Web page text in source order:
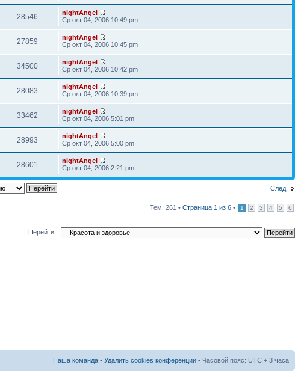
28546
nightAngel
Ср окт 04, 2006 10:49 pm
27859
nightAngel
Ср окт 04, 2006 10:45 pm
34500
nightAngel
Ср окт 04, 2006 10:42 pm
28083
nightAngel
Ср окт 04, 2006 10:39 pm
33462
nightAngel
Ср окт 04, 2006 5:01 pm
28993
nightAngel
Ср окт 04, 2006 5:00 pm
28601
nightAngel
Ср окт 04, 2006 2:21 pm
След.
Тем: 261 • Страница 1 из 6 • 1 2 3 4 5 6
Перейти:
Наша команда • Удалить cookies конференции • Часовой пояс: UTC + 3 часа